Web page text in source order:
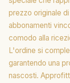
prezzo originale
abbonamenti
comodo alla
L'ordine si
garantendo una
nascosti.